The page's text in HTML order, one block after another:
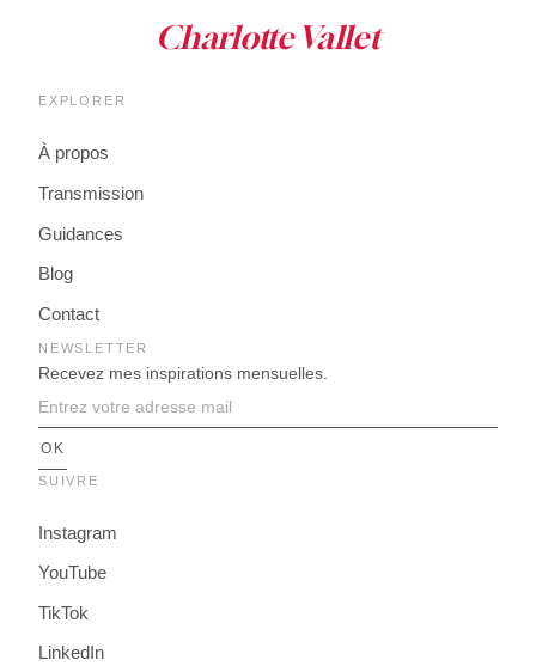
EXPLORER
À propos
Transmission
Guidances
Blog
Contact
NEWSLETTER
Recevez mes inspirations mensuelles.
SUIVRE
Instagram
YouTube
TikTok
LinkedIn